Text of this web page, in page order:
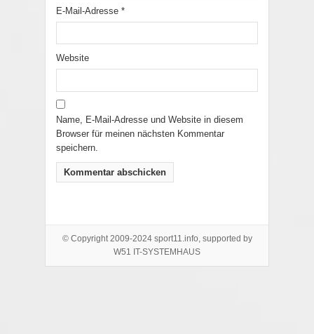
E-Mail-Adresse *
Website
Name, E-Mail-Adresse und Website in diesem
Browser für meinen nächsten Kommentar
speichern.
© Copyright 2009-2024 sport11.info, supported by
W51 IT-SYSTEMHAUS